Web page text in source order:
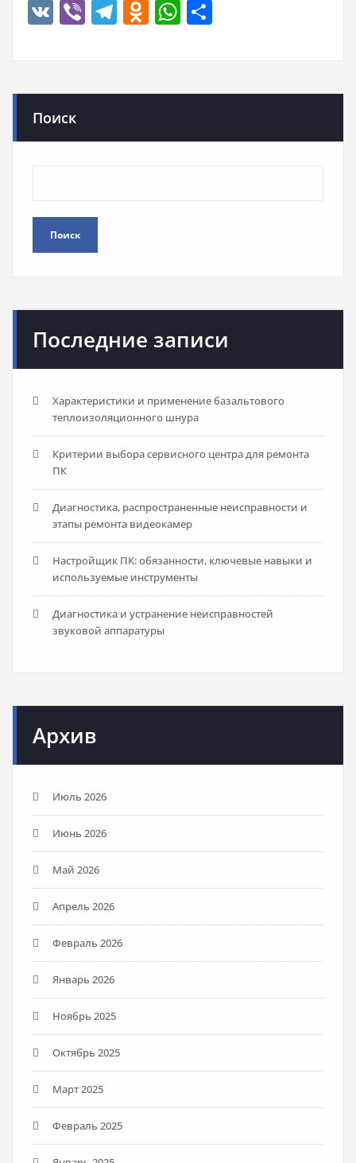
VK ViberTelegram
Odnoklassniki
WhatsApp
Поиск
Поиск
Последние записи
Характеристики и применение базальтового
теплоизоляционного шнура
Критерии выбора сервисного центра для ремонта
ПК
Диагностика, распространенные неисправности и
этапы ремонта видеокамер
Настройщик ПК: обязанности, ключевые навыки и
используемые инструменты
Диагностика и устранение неисправностей
звуковой аппаратуры
Архив
Июль 2026
Июнь 2026
Май 2026
Апрель 2026
Февраль 2026
Январь 2026
Ноябрь 2025
Октябрь 2025
Март 2025
Февраль 2025